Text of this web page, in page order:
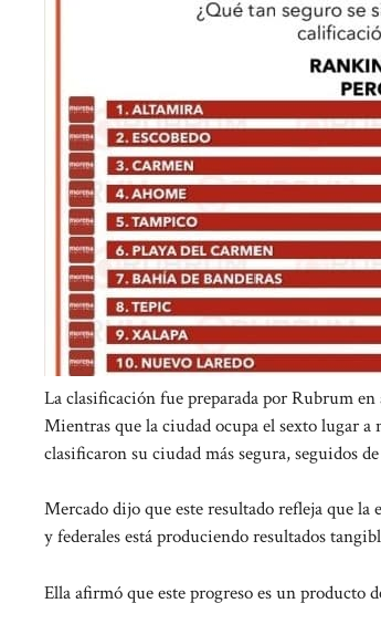
La clasificación fue preparada por Rubrum
Mientras que la ciudad ocupa el sexto lugar
clasificaron su ciudad más segura, seguidos
Mercado dijo que este resultado refleja que
y federales está produciendo resultados
Ella afirmó que este progreso es un producto